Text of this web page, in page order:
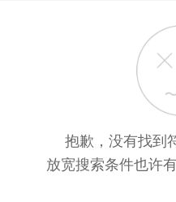
抱歉，没有找到
放宽搜索条件也许